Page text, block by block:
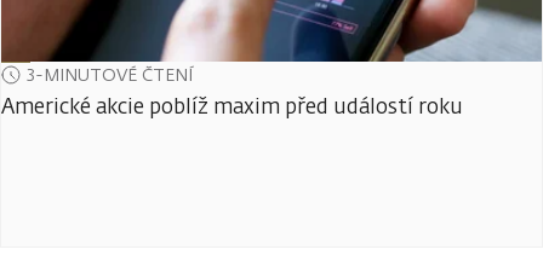
3-MINUTOVÉ ČTENÍ
Americké akcie poblíž maxim před událostí roku